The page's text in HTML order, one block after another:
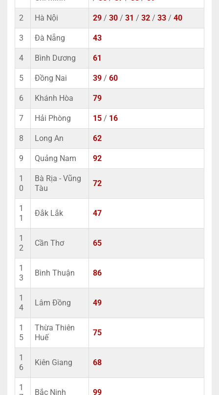
2 Hà Nội 29 / 30 / 31 / 32 / 33 / 40
3 Đà Nẵng 43
4 Bình Dương 61
5 Đồng Nai 39 / 60
6 Khánh Hòa 79
7 Hải Phòng 15 / 16
8 Long An 62
9 Quảng Nam 92
1
0
Bà Rịa - Vũng
Tàu
72
1
1
Đắk Lắk 47
1
2
Cần Thơ 65
1
3
Bình Thuận 86
1
4
Lâm Đồng 49
1
5
Thừa Thiên
Huế
75
1
6
Kiên Giang 68
1
Bắc Ninh 99